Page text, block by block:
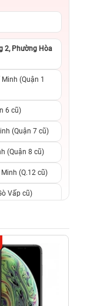
2, Phường Hòa
(Quận 1
6 cũ)
(Quận 7 cũ)
(Quận 8 cũ)
(Q.12 cũ)
Vấp cũ)
Tân Phú cũ)
(Q.9 TP. Thủ
Thọ, TP. Thủ
Dương Cũ)